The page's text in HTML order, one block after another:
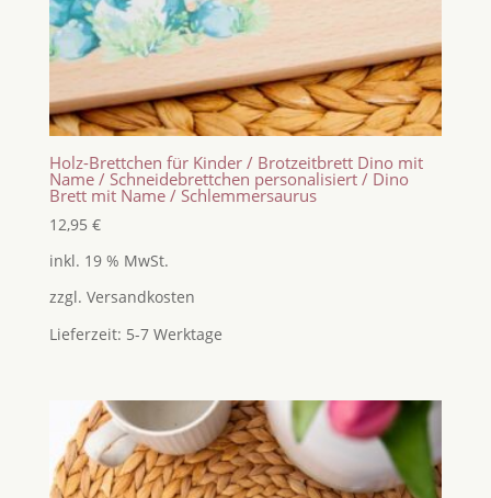
Holz-Brettchen für Kinder / Brotzeitbrett Dino mit
Name / Schneidebrettchen personalisiert / Dino
Brett mit Name / Schlemmersaurus
12,95 €
inkl. 19 % MwSt.
zzgl. Versandkosten
Lieferzeit: 5-7 Werktage